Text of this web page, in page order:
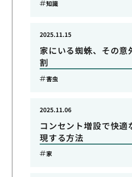
知識
家にいる蜘蛛、その意
割
2025.11.15
害虫
コンセント増設で快適
現する方法
2025.11.06
家